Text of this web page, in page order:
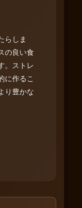
らしま
の良い食
。ストレ
に作るこ
り豊かな